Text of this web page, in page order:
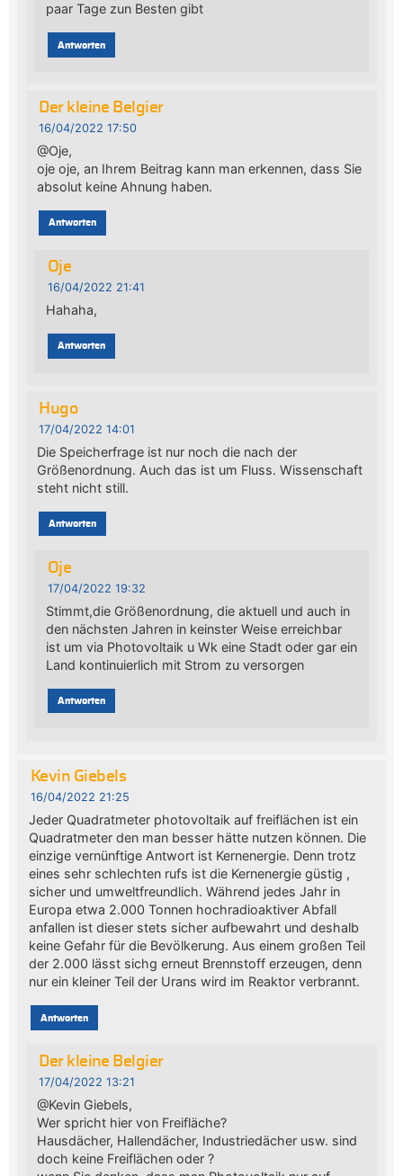
paar Tage zun Besten gibt
Antworten
Der kleine Belgier
16/04/2022 17:50
@Oje,
oje oje, an Ihrem Beitrag kann man erkennen, dass Sie
absolut keine Ahnung haben.
Antworten
Oje
16/04/2022 21:41
Hahaha,
Antworten
Hugo
17/04/2022 14:01
Die Speicherfrage ist nur noch die nach der
Größenordnung. Auch das ist um Fluss. Wissenschaft
steht nicht still.
Antworten
Oje
17/04/2022 19:32
Stimmt,die Größenordnung, die aktuell und auch in
den nächsten Jahren in keinster Weise erreichbar
ist um via Photovoltaik u Wk eine Stadt oder gar ein
Land kontinuierlich mit Strom zu versorgen
Antworten
Kevin Giebels
16/04/2022 21:25
Jeder Quadratmeter photovoltaik auf freiflächen ist ein
Quadratmeter den man besser hätte nutzen können. Die
einzige vernünftige Antwort ist Kernenergie. Denn trotz
eines sehr schlechten rufs ist die Kernenergie güstig ,
sicher und umweltfreundlich. Während jedes Jahr in
Europa etwa 2.000 Tonnen hochradioaktiver Abfall
anfallen ist dieser stets sicher aufbewahrt und deshalb
keine Gefahr für die Bevölkerung. Aus einem großen Teil
der 2.000 lässt sichg erneut Brennstoff erzeugen, denn
nur ein kleiner Teil der Urans wird im Reaktor verbrannt.
Antworten
Der kleine Belgier
17/04/2022 13:21
@Kevin Giebels,
Wer spricht hier von Freifläche?
Hausdächer, Hallendächer, Industriedächer usw. sind
doch keine Freiflächen oder ?